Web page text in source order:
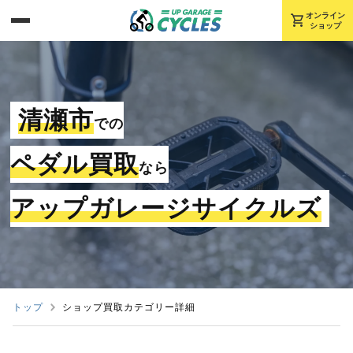
shopping_cart オンライン
ショップ
清瀬市での
ペダル買取なら
アップガレージサイクルズ
トップ ショップ買取カテゴリー詳細